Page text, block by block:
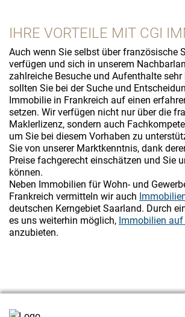
IHRE VORTEILE MIT CGI
Auch wenn Sie selbst über französische
verfügen und sich in unserem
zahlreiche Besuche und Aufenthalte
sollten Sie bei der Suche und
Immobilie in Frankreich auf einen
setzen. Wir verfügen nicht nur über die
Maklerlizenz, sondern auch
um Sie bei diesem Vorhaben zu
Sie von unserer Marktkenntnis, dank
Preise fachgerecht einschätzen und Sie
können.
Neben Immobilien für Wohn- und
Frankreich vermitteln wir auch
deutschen Kerngebiet Saarland. Durch
es uns weiterhin möglich, Immobilien
anzubieten.